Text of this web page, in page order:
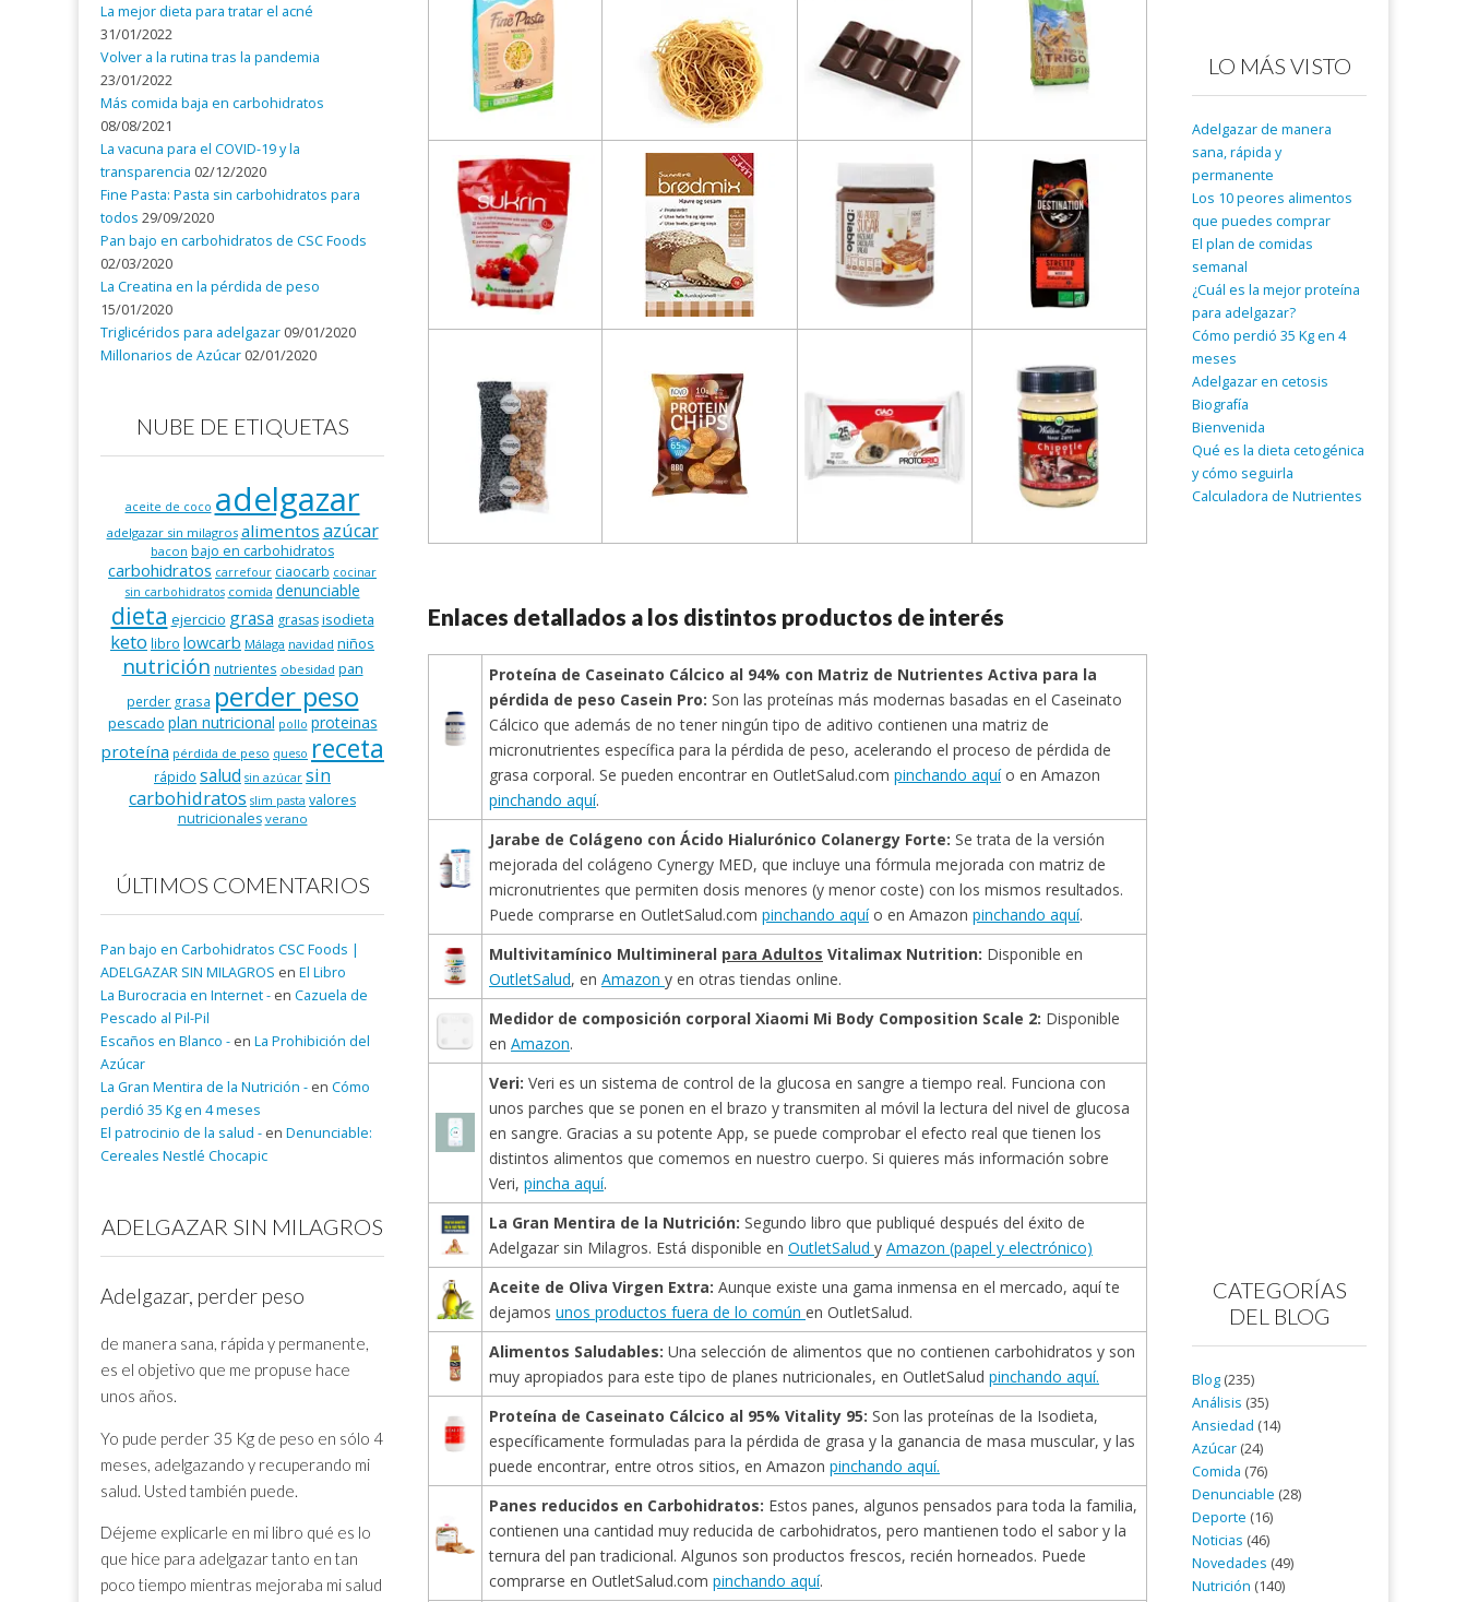
Enlaces detallados a los distintos productos de interés
Proteína de Caseinato Cálcico al 94% con Matriz de Nutrientes Activa para la
pérdida de peso Casein Pro: Son las proteínas más modernas basadas en el Caseinato
Cálcico que además de no tener ningún tipo de aditivo contienen una matriz de
micronutrientes específica para la pérdida de peso, acelerando el proceso de pérdida de
grasa corporal. Se pueden encontrar en OutletSalud.com pinchando aquío en Amazon
pinchando aquí.
Jarabe de Colágeno con Ácido Hialurónico Colanergy Forte: Se trata de la versión
mejorada del colágeno Cynergy MED, que incluye una fórmula mejorada con matriz de
micronutrientes que permiten dosis menores (y menor coste) con los mismos resultados.
Puede comprarse en OutletSalud.com pinchando aquío en Amazon pinchando aquí.
Multivitamínico Multimineral para Adultos Vitalimax Nutrition: Disponible en
OutletSalud, en Amazon y en otras tiendas online.
Medidor de composición corporal Xiaomi Mi Body Composition Scale 2: Disponible
en Amazon.
Veri: Veri es un sistema de control de la glucosa en sangre a tiempo real. Funciona con
unos parches que se ponen en el brazo y transmiten al móvil la lectura del nivel de glucosa
en sangre. Gracias a su potente App, se puede comprobar el efecto real que tienen los
distintos alimentos que comemos en nuestro cuerpo. Si quieres más información sobre
Veri, pincha aquí.
La Gran Mentira de la Nutrición: Segundo libro que publiqué después del éxito de
Adelgazar sin Milagros. Está disponible en OutletSalud y Amazon (papel y electrónico)
Aceite de Oliva Virgen Extra: Aunque existe una gama inmensa en el mercado, aquí te
dejamos unos productos fuera de lo común en OutletSalud.
Alimentos Saludables: Una selección de alimentos que no contienen carbohidratos y son
muy apropiados para este tipo de planes nutricionales, en OutletSalud pinchando aquí.
Proteína de Caseinato Cálcico al 95% Vitality 95: Son las proteínas de la Isodieta,
específicamente formuladas para la pérdida de grasa y la ganancia de masa muscular, y las
puede encontrar, entre otros sitios, en Amazon pinchando aquí.
Panes reducidos en Carbohidratos: Estos panes, algunos pensados para toda la familia,
contienen una cantidad muy reducida de carbohidratos, pero mantienen todo el sabor y la
ternura del pan tradicional. Algunos son productos frescos, recién horneados. Puede
comprarse en OutletSalud.com pinchando aquí.
La mejor dieta para tratar el acné
31/01/2022
Volver a la rutina tras la pandemia
23/01/2022
Más comida baja en carbohidratos
08/08/2021
La vacuna para el COVID-19 y la
transparencia 02/12/2020
Fine Pasta: Pasta sin carbohidratos para
todos 29/09/2020
Pan bajo en carbohidratos de CSC Foods
02/03/2020
La Creatina en la pérdida de peso
15/01/2020
Triglicéridos para adelgazar 09/01/2020
Millonarios de Azúcar 02/01/2020
NUBE DE ETIQUETAS
aceite de coco adelgazar
adelgazar sin milagros alimentos azúcar
bacon bajo en carbohidratos
carbohidratos carrefour ciaocarb cocinar
sin carbohidratos comida denunciable
dieta ejercicio grasa grasas isodieta
keto libro lowcarb Málaga navidad niños
nutrición nutrientes obesidad pan
perder grasa perder peso
pescado plan nutricional pollo proteinas
proteína pérdida de peso queso receta
rápido salud sin azúcar sin
carbohidratos slim pasta valores
nutricionales verano
ÚLTIMOS COMENTARIOS
Pan bajo en Carbohidratos CSC Foods |
ADELGAZAR SIN MILAGROS en El Libro
La Burocracia en Internet - en Cazuela de
Pescado al Pil-Pil
Escaños en Blanco - en La Prohibición del
Azúcar
La Gran Mentira de la Nutrición - en Cómo
perdió 35 Kg en 4 meses
El patrocinio de la salud - en Denunciable:
Cereales Nestlé Chocapic
ADELGAZAR SIN MILAGROS
Adelgazar, perder peso
de manera sana, rápida y permanente,
es el objetivo que me propuse hace
unos años.
Yo pude perder 35 Kg de peso en sólo 4
meses, adelgazando y recuperando mi
salud. Usted también puede.
Déjeme explicarle en mi libro qué es lo
que hice para adelgazar tanto en tan
poco tiempo mientras mejoraba mi salud
LO MÁS VISTO
Adelgazar de manera
sana, rápida y
permanente
Los 10 peores alimentos
que puedes comprar
El plan de comidas
semanal
¿Cuál es la mejor proteína
para adelgazar?
Cómo perdió 35 Kg en 4
meses
Adelgazar en cetosis
Biografía
Bienvenida
Qué es la dieta cetogénica
y cómo seguirla
Calculadora de Nutrientes
CATEGORÍAS
DEL BLOG
Blog (235)
Análisis (35)
Ansiedad (14)
Azúcar (24)
Comida (76)
Denunciable (28)
Deporte (16)
Noticias (46)
Novedades (49)
Nutrición (140)